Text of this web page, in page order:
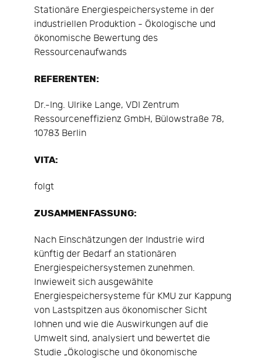
Stationäre Energiespeichersysteme in der
industriellen Produktion - Ökologische und
ökonomische Bewertung des
Ressourcenaufwands
REFERENTEN:
Dr.-Ing. Ulrike Lange, VDI Zentrum
Ressourceneffizienz GmbH, Bülowstraße 78,
10783 Berlin
VITA:
folgt
ZUSAMMENFASSUNG:
Nach Einschätzungen der Industrie wird
künftig der Bedarf an stationären
Energiespeichersystemen zunehmen.
Inwieweit sich ausgewählte
Energiespeichersysteme für KMU zur Kappung
von Lastspitzen aus ökonomischer Sicht
lohnen und wie die Auswirkungen auf die
Umwelt sind, analysiert und bewertet die
Studie „Ökologische und ökonomische